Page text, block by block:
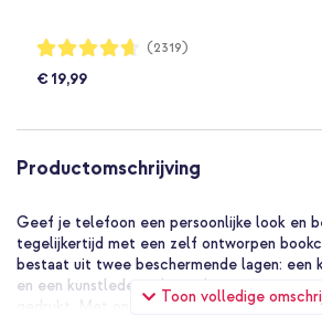
Waardering:
93%
(2319)
€ 19,99
Productomschrijving
Toon volledige
Geef je telefoon een persoonlijke look en
tegelijkertijd met een zelf ontworpen
bestaat uit twee beschermende lagen: een
en een kunstlederen buitenkant waarop
gedrukt. Met onze ontwerptool heb je zelf